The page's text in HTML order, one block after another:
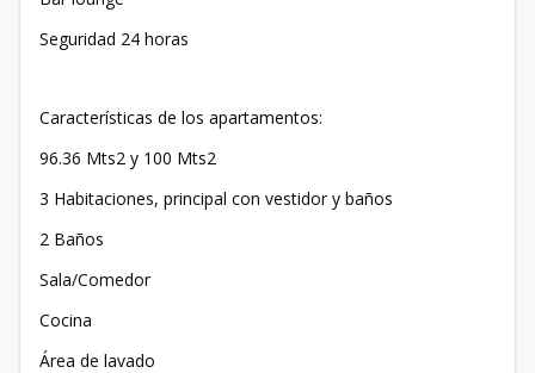
Seguridad 24 horas
Características de los apartamentos:
96.36 Mts2 y 100 Mts2
3 Habitaciones, principal con vestidor y baños
2 Baños
Sala/Comedor
Cocina
Área de lavado